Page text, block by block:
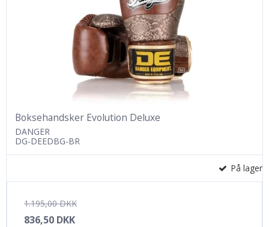
Boksehandsker Evolution Deluxe
DANGER
DG-DEEDBG-BR
På lager
1.195,00 DKK
836,50 DKK